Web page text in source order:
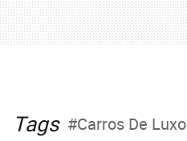
Tags Carros De Luxo